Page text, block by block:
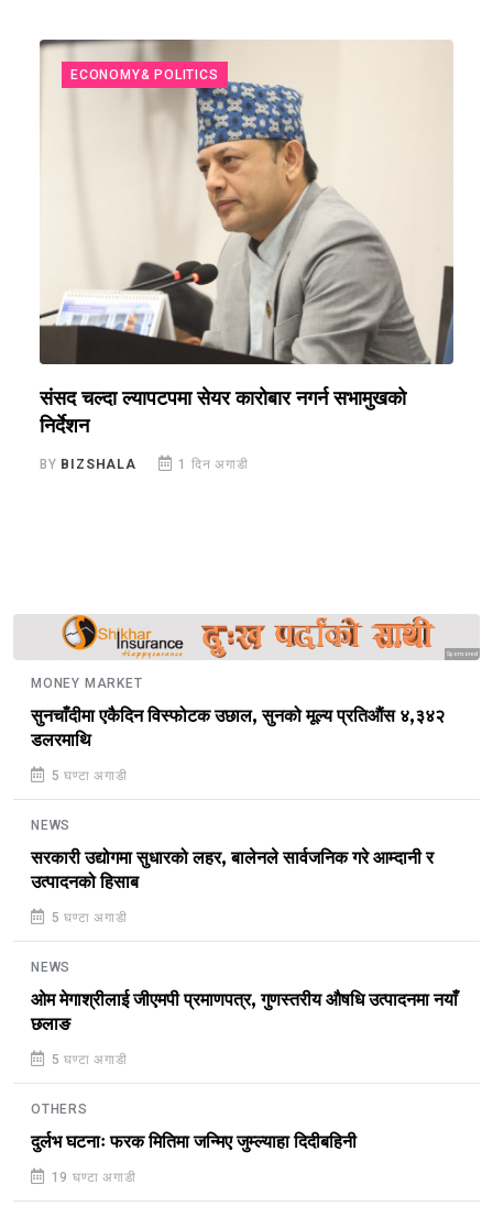
ECONOMY& POLITICS
संसद चल्दा ल्यापटपमा सेयर कारोबार नगर्न सभामुखको
निर्देशन
BY BIZSHALA 1 दिन अगाडी
Sponsored
MONEY MARKET
सुनचाँदीमा एकैदिन विस्फोटक उछाल, सुनको मूल्य प्रतिऔंस ४,३४२
डलरमाथि
5 घण्टा अगाडी
NEWS
सरकारी उद्योगमा सुधारको लहर, बालेनले सार्वजनिक गरे आम्दानी र
उत्पादनको हिसाब
5 घण्टा अगाडी
NEWS
ओम मेगाश्रीलाई जीएमपी प्रमाणपत्र, गुणस्तरीय औषधि उत्पादनमा नयाँ
छलाङ
5 घण्टा अगाडी
OTHERS
दुर्लभ घटनाः फरक मितिमा जन्मिए जुम्ल्याहा दिदीबहिनी
19 घण्टा अगाडी